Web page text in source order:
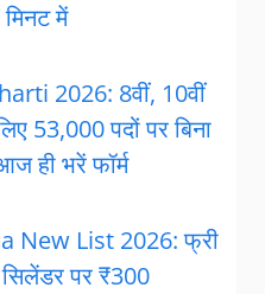
में
2026: 8वीं, 10वीं
53,000 पदों पर बिना
आज ही भरें फॉर्म
New List 2026: फ्री
पर ₹300